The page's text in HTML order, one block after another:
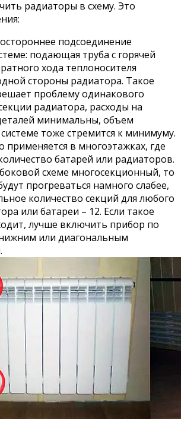
радиаторы в схему. Это
подсоединение
подающая труба с горячей
хода теплоносителя
стороны радиатора. Такое
проблему одинакового
радиатора, расходы на
минимальны, объем
тоже стремится к минимуму.
применяется в многоэтажках, где
батарей или радиаторов.
схеме многосекционный, то
прогреваться намного слабее,
количество секций для любого
или батареи – 12. Если такое
лучше включить прибор по
или диагональным